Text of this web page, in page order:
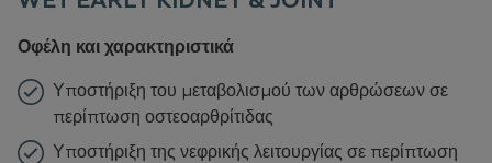
Οφέλη και χαρακτηριστικά
Υποστήριξη του μεταβολισμού των αρθρώσεων σε
περίπτωση οστεοαρθρίτιδας
Υποστήριξη της νεφρικής λειτουργίας σε περίπτωση